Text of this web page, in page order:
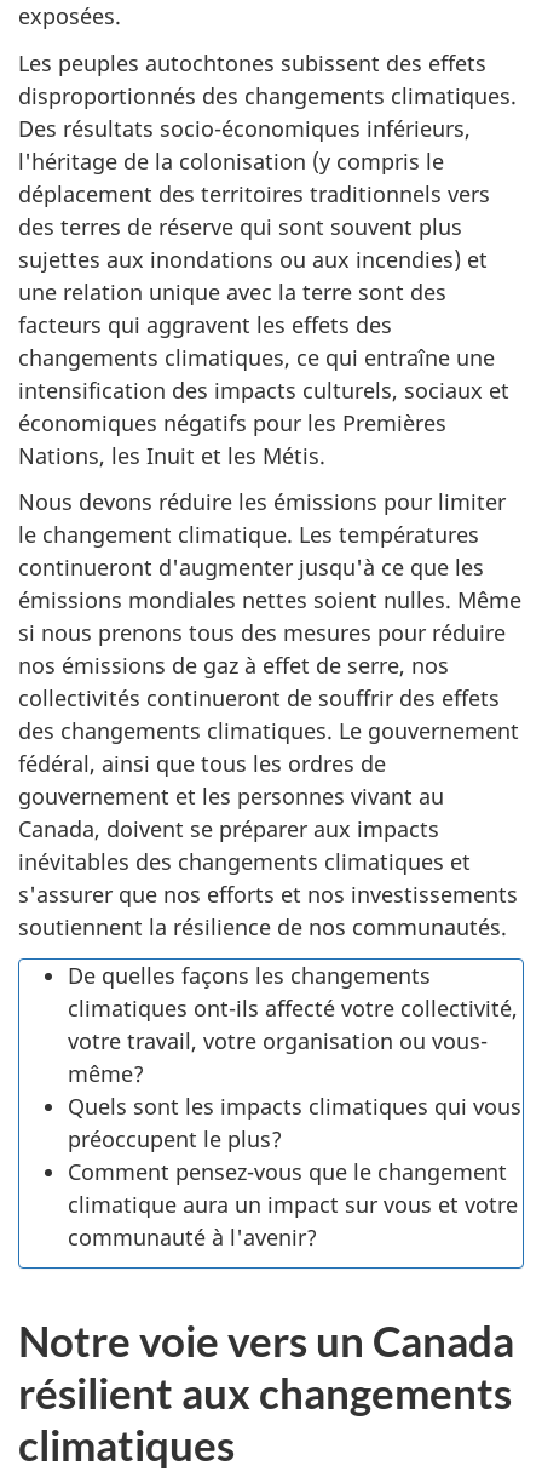
exposées.
Les peuples autochtones subissent des effets
disproportionnés des changements climatiques.
Des résultats socio-économiques inférieurs,
l'héritage de la colonisation (y compris le
déplacement des territoires traditionnels vers
des terres de réserve qui sont souvent plus
sujettes aux inondations ou aux incendies) et
une relation unique avec la terre sont des
facteurs qui aggravent les effets des
changements climatiques, ce qui entraîne une
intensification des impacts culturels, sociaux et
économiques négatifs pour les Premières
Nations, les Inuit et les Métis.
Nous devons réduire les émissions pour limiter
le changement climatique. Les températures
continueront d'augmenter jusqu'à ce que les
émissions mondiales nettes soient nulles. Même
si nous prenons tous des mesures pour réduire
nos émissions de gaz à effet de serre, nos
collectivités continueront de souffrir des effets
des changements climatiques. Le gouvernement
fédéral, ainsi que tous les ordres de
gouvernement et les personnes vivant au
Canada, doivent se préparer aux impacts
inévitables des changements climatiques et
s'assurer que nos efforts et nos investissements
soutiennent la résilience de nos communautés.
De quelles façons les changements
climatiques ont-ils affecté votre collectivité,
votre travail, votre organisation ou vous-
même?
Quels sont les impacts climatiques qui vous
préoccupent le plus?
Comment pensez-vous que le changement
climatique aura un impact sur vous et votre
communauté à l'avenir?
Notre voie vers un Canada
résilient aux changements
climatiques